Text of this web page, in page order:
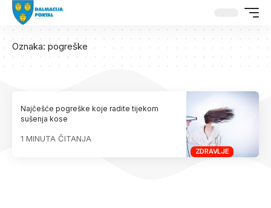
Oznaka: pogreške
ZDRAVLJE
Najčešće pogreške koje radite tijekom
sušenja kose
1 MINUTA ČITANJA